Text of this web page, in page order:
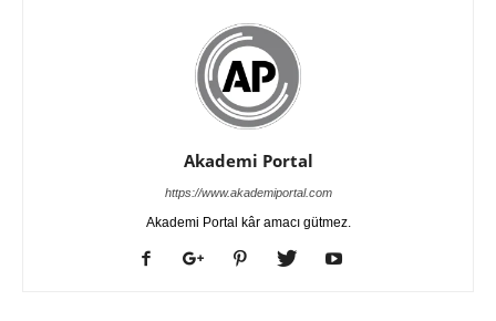
Akademi Portal
https://www.akademiportal.com
Akademi Portal kâr amacı gütmez.